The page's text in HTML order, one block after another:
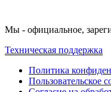
Мы - официальное,
Техническая поддержка
Политика
Пользовательское